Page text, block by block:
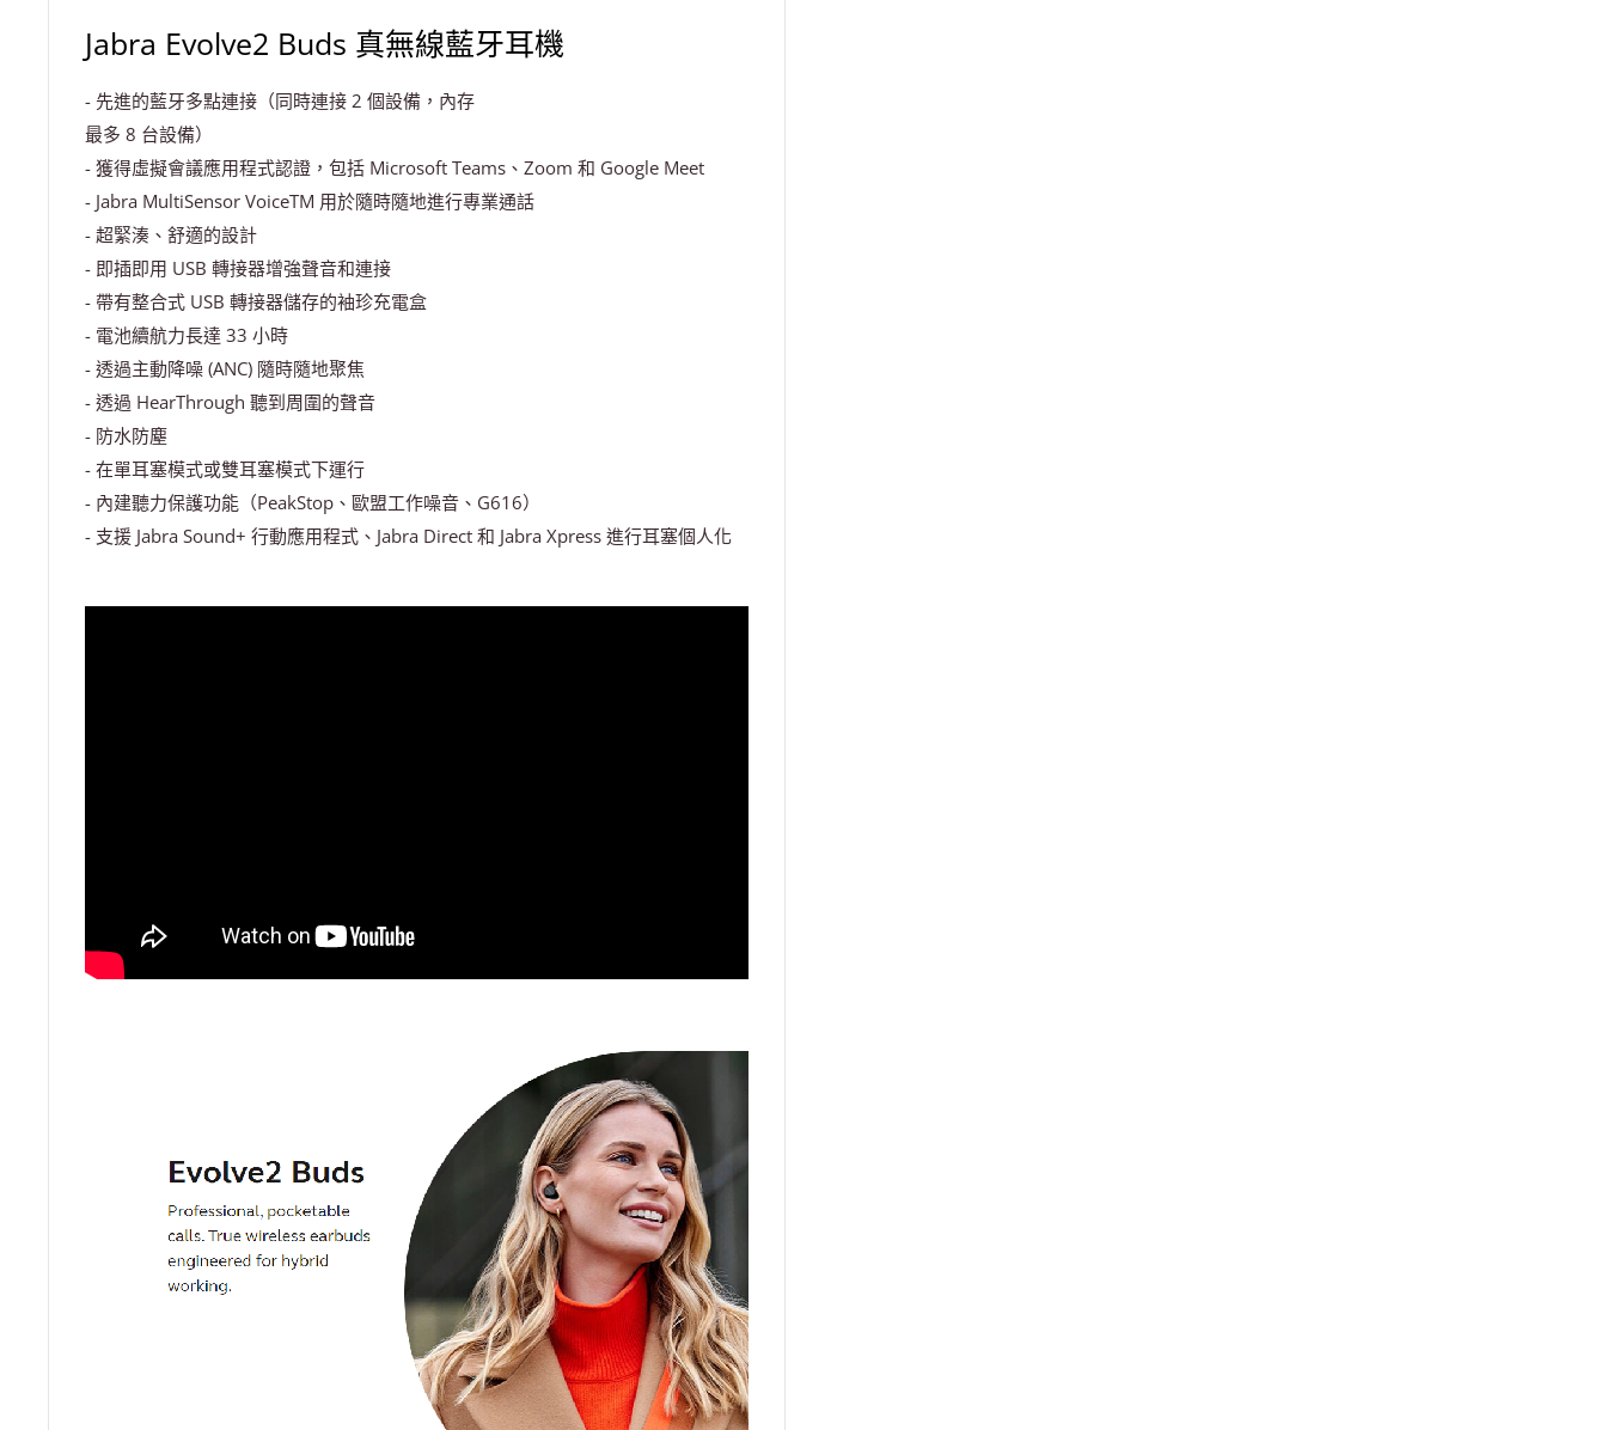
Jabra Evolve2 Buds 真無線藍牙耳機
- 先進的藍牙多點連接（同時連接 2 個設備，內存
最多 8 台設備）
- 獲得虛擬會議應用程式認證，包括 Microsoft Teams、Zoom 和 Google Meet
- Jabra MultiSensor VoiceTM 用於隨時隨地進行專業通話
- 超緊湊、舒適的設計
- 即插即用 USB 轉接器增強聲音和連接
- 帶有整合式 USB 轉接器儲存的袖珍充電盒
- 電池續航力長達 33 小時
- 透過主動降噪 (ANC) 隨時隨地聚焦
- 透過 HearThrough 聽到周圍的聲音
- 防水防塵
- 在單耳塞模式或雙耳塞模式下運行
- 內建聽力保護功能（PeakStop、歐盟工作噪音、G616）
- 支援 Jabra Sound+ 行動應用程式、Jabra Direct 和 Jabra Xpress 進行耳塞個人化